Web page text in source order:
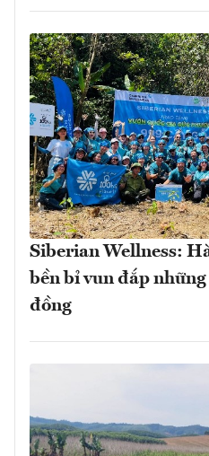
Siberian Wellness:
bền bỉ vun đắp
đồng